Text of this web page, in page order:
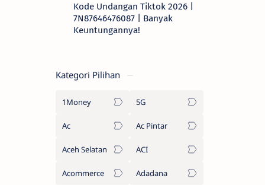
Kode Undangan Tiktok 2026 |
7N87646476087 | Banyak
Keuntungannya!
Kategori Pilihan
1Money 5G
Ac Ac Pintar
Aceh Selatan ACI
Acommerce Adadana